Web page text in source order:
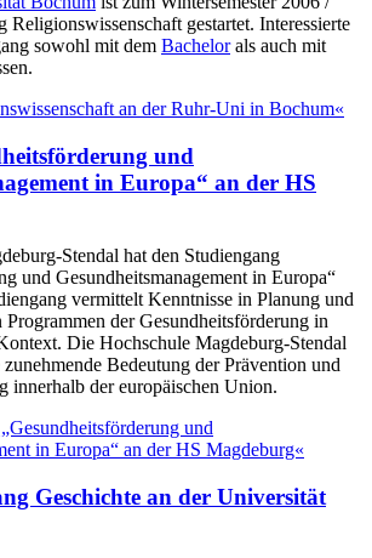
Religionswissenschaft gestartet. Interessierte
sowohl mit dem Bachelorals auch mit
an der Ruhr-Uni in Bochum«
und
in Europa“ an der HS
Stendal hat den Studiengang
und Gesundheitsmanagement in Europa“
vermittelt Kenntnisse in Planung und
Programmen der Gesundheitsförderung in
Die Hochschule Magdeburg-Stendal
Bedeutung der Prävention und
innerhalb der europäischen Union.
und
in Europa“ an der HS Magdeburg«
Geschichte an der Universität